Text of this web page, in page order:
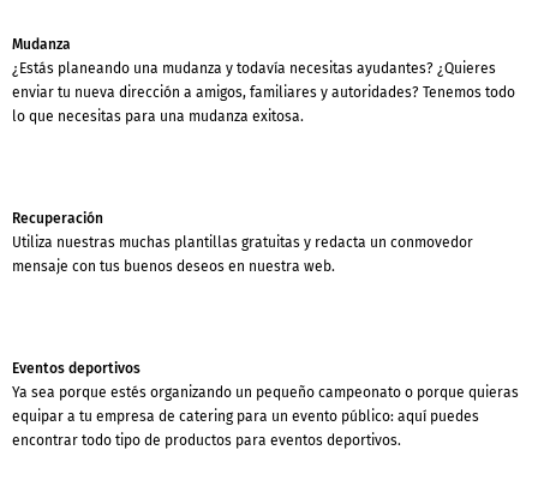
Mudanza
¿Estás planeando una mudanza y todavía necesitas ayudantes? ¿Quieres
enviar tu nueva dirección a amigos, familiares y autoridades? Tenemos todo
lo que necesitas para una mudanza exitosa.
Recuperación
Utiliza nuestras muchas plantillas gratuitas y redacta un conmovedor
mensaje con tus buenos deseos en nuestra web.
Eventos deportivos
Ya sea porque estés organizando un pequeño campeonato o porque quieras
equipar a tu empresa de catering para un evento público: aquí puedes
encontrar todo tipo de productos para eventos deportivos.